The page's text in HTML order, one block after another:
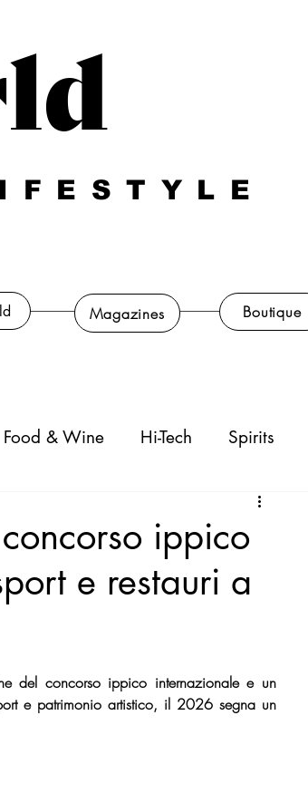
Magazines Boutique
Food & Wine Hi-Tech Spirits
Personaggi
Nautica Beauty
ippico
e restauri a
del concorso ippico internazionale e un
e patrimonio artistico, il 2026 segna un